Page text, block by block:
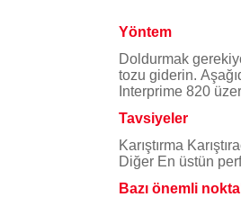
Yöntem
Doldurmak
tozu giderin.
Interprime 820
Tavsiyeler
Karıştırma
Diğer En üstün
Bazı önemli